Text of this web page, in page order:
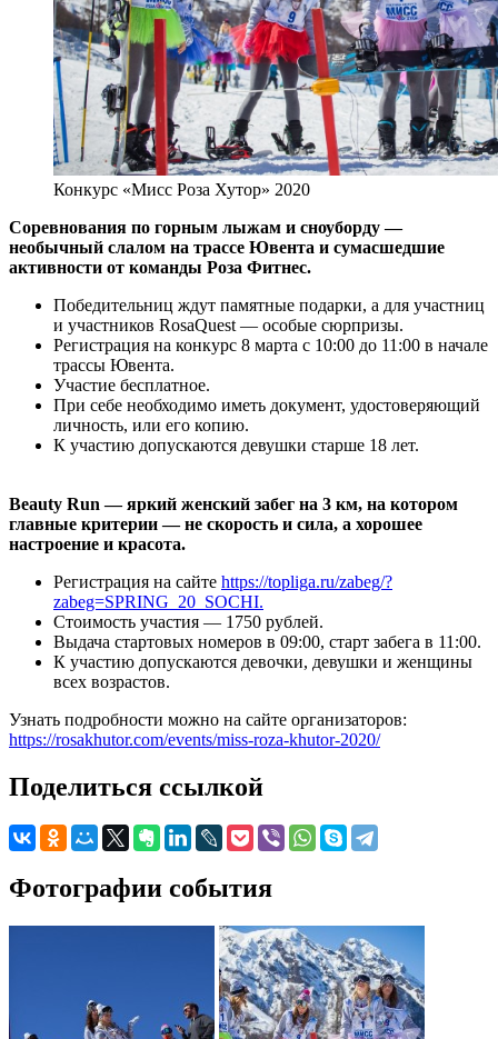
Конкурс «Мисс Роза Хутор» 2020
Соревнования по горным лыжам и сноуборду —
необычный слалом на трассе Ювента и сумасшедшие
активности от команды Роза Фитнес.
Победительниц ждут памятные подарки, а для участниц
и участников RosaQuest — особые сюрпризы.
Регистрация на конкурс 8 марта с 10:00 до 11:00 в начале
трассы Ювента.
Участие бесплатное.
При себе необходимо иметь документ, удостоверяющий
личность, или его копию.
К участию допускаются девушки старше 18 лет.
Beauty Run — яркий женский забег на 3 км, на котором
главные критерии — не скорость и сила, а хорошее
настроение и красота.
Регистрация на сайте https://topliga.ru/zabeg/?
zabeg=SPRING_20_SOCHI.
Стоимость участия — 1750 рублей.
Выдача стартовых номеров в 09:00, старт забега в 11:00.
К участию допускаются девочки, девушки и женщины
всех возрастов.
Узнать подробности можно на сайте организаторов:
https://rosakhutor.com/events/miss-roza-khutor-2020/
Поделиться ссылкой
Фотографии события